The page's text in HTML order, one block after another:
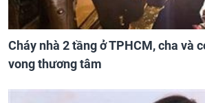
Cháy nhà 2 tầng ở TPHCM, cha và
vong thương tâm